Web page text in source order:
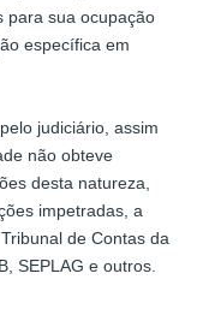
para sua ocupação
específica em
judiciário, assim
não obteve
desta natureza,
impetradas, a
de Contas da
SEPLAG e outros.